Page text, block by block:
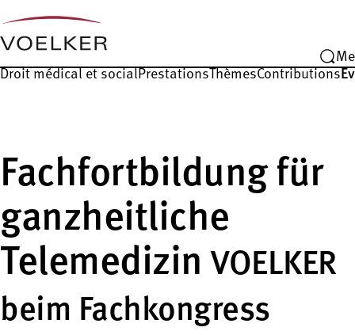
Droit médical et socialPrestationsThèmesContributions
Fachfortbildung für
ganzheitliche
Telemedizin VOELKER
beim Fachkongress